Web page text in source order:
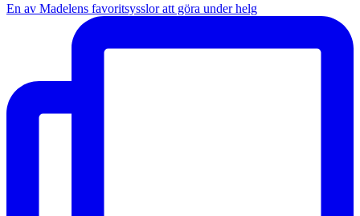
En av Madelens favoritsysslor att göra under helg